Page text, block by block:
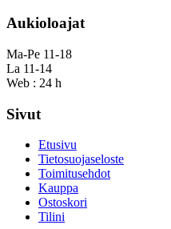
Aukioloajat
Ma-Pe 11-18
La 11-14
Web : 24 h
Sivut
Etusivu
Tietosuojaseloste
Toimitusehdot
Kauppa
Ostoskori
Tilini